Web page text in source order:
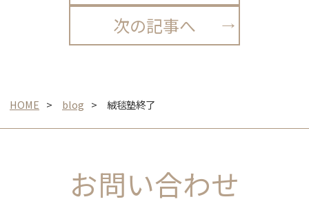
次の記事へ
HOME blog 絨毯塾終了
お問い合わせ